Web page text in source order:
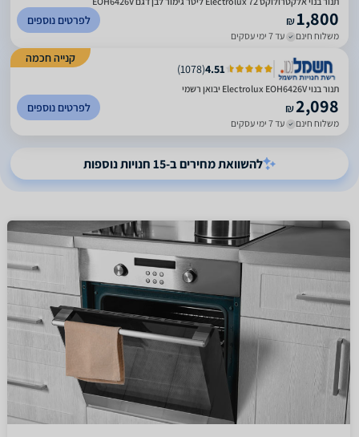
₪1,800
משלוח חינם עד 7 ימי עסקים
לפרטים נוספים
קנייה חכמה
4.51
(
1078
)
תנור בנוי Electrolux EOH6426V יבואן רשמי
₪2,098
משלוח חינם עד 7 ימי עסקים
לפרטים נוספים
להשוואת מחירים ב-15 חנויות נוספות